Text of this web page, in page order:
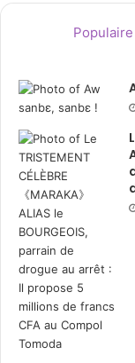
Populaire